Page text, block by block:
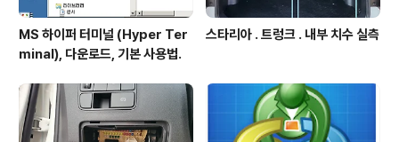
MS 하이퍼 터미널 (Hyper Ter
minal), 다운로드, 기본 사용법.
스타리아 . 트렁크 . 내부 치수 실측